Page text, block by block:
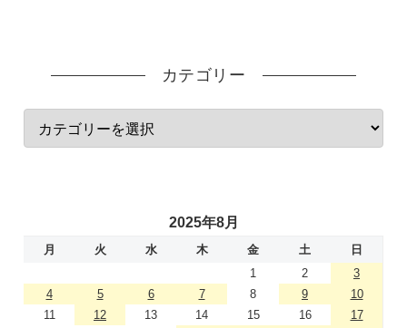
カテゴリー
2025年8月
月 火 水 木 金 土
日
1
2
3
4
5 6 7 8 9
10
11
12 13 14 15 16
17